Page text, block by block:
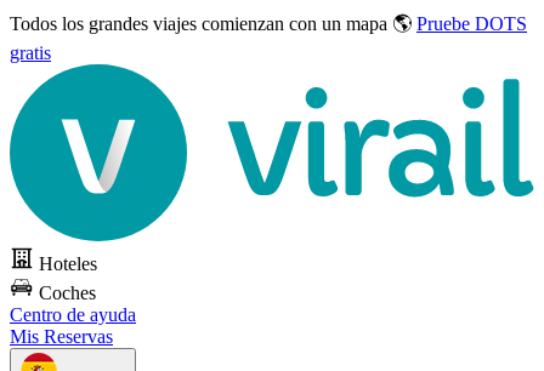
Todos los grandes viajes comienzan con un mapa 🌎 Pruebe DOTS
gratis
Hoteles
Coches
Centro de ayuda
Mis Reservas